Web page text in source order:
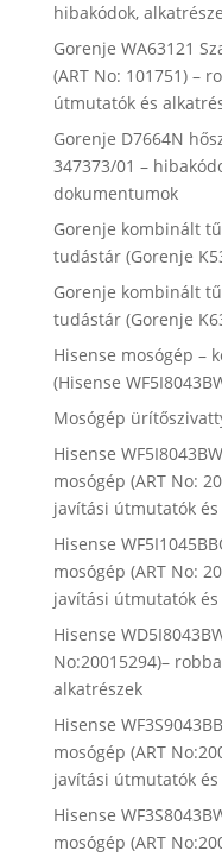
hibakódok,
Gorenje WA63121
(ART No: 101751) –
útmutatók és
Gorenje D7664N
347373/01 –
dokumentumok
Gorenje kombinált
tudástár (Gorenje
Gorenje kombinált
tudástár (Gorenje
Hisense mosógép –
(Hisense
Mosógép
Hisense
mosógép (ART No:
javítási útmutatók
Hisense
mosógép (ART No:
javítási útmutatók
Hisense
No:20015294)–
alkatrészek
Hisense
mosógép (ART
javítási útmutatók
Hisense
mosógép (ART